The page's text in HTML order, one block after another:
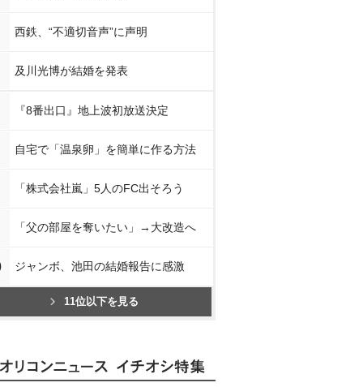
西鉄、“不適切音声”に声明
及川光博が結婚を発表
『8番出口』地上波初放送決定
自宅で「温泉卵」を簡単に作る方法
「株式会社嵐」5人のFC出そろう
「父の部屋を奪いたい」→大改造へ
ジャンボ、池田の結婚報告に感激
11位以下を見る